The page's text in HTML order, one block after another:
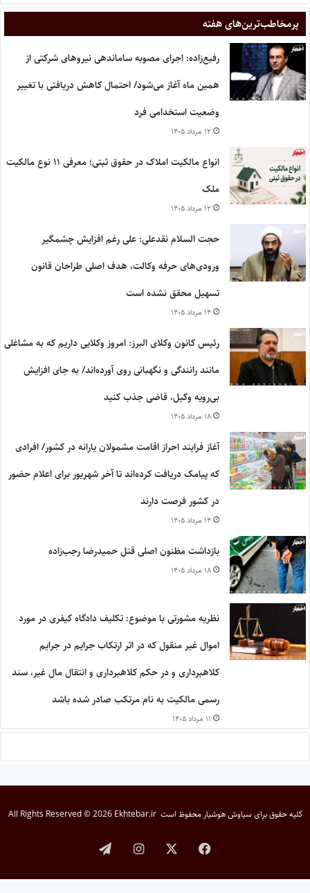
پر‌مخاطب‌ترین‌های هفته
رفیع‌زاده: اجرای مصوبه ساماندهی نیروهای شرکتی از
همین ماه آغاز می‌شود/ احتمال کاهش دریافتی با تغییر
وضعیت استخدامی فرد
۱۲ مرداد ۱۴۰۵
انواع مالکیت املاک در حقوق ثبتی؛ معرفی ۱۱ نوع مالکیت
ملک
۱۲ مرداد ۱۴۰۵
حجت السلام نقدعلی: علی رغم افزایش چشمگیر
ورودی‌های حرفه وکالت، هدف اصلی طراحان قانون
تسهیل محقق نشده است
۱۴ مرداد ۱۴۰۵
رئیس کانون وکلای البرز: امروز وکلایی داریم که به مشاغلی
مانند رانندگی و نگهبانی روی آورده‌اند/ به جای افزایش
بی‌رویه وکیل، قاضی جذب کنید
۱۸ مرداد ۱۴۰۵
آغاز فرایند احراز اقامت مشمولان یارانه در کشور/ افرادی
که پیامک دریافت کرده‌اند تا آخر شهریور برای اعلام حضور
در کشور فرصت دارند
۱۴ مرداد ۱۴۰۵
بازداشت مظنون اصلی قتل حمیدرضا رجب‌زاده
۱۸ مرداد ۱۴۰۵
نظریه مشورتی با موضوع: تکلیف دادگاه کیفری در مورد
اموال غیر منقول که در اثر ارتکاب جرایم در جرایم
کلاهبرداری و در حکم کلاهبرداری و انتقال مال غیر، سند
رسمی مالکیت به نام مرتکب صادر شده باشد
۱۱ مرداد ۱۴۰۵
کلیه حقوق برایسیاوش هوشیار محفوظ است All Rights Reserved © 2026 Ekhtebar.ir